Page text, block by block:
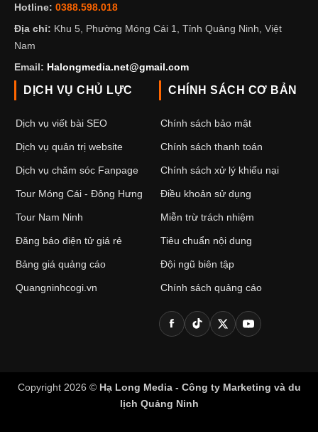
Hotline: 0388.598.018
Địa chỉ: Khu 5, Phường Móng Cái 1, Tỉnh Quảng Ninh, Việt
Nam
Email: Halongmedia.net@gmail.com
DỊCH VỤ CHỦ LỰC
Dịch vụ viết bài SEO
Dịch vụ quản trị website
Dịch vụ chăm sóc Fanpage
Tour Móng Cái - Đông Hưng
Tour Nam Ninh
Đăng báo điện tử giá rẻ
Bảng giá quảng cáo
Quangninhcogi.vn
CHÍNH SÁCH CƠ BẢN
Chính sách bảo mật
Chính sách thanh toán
Chính sách xử lý khiếu nại
Điều khoản sử dụng
Miễn trừ trách nhiệm
Tiêu chuẩn nội dung
Đội ngũ biên tập
Chính sách quảng cáo
Copyright 2026 © Hạ Long Media - Công ty Marketing và du
lịch Quảng Ninh